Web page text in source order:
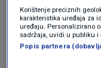
graditi
mora znati tko
Korištenje preciznih
karakteristika uređaja za
uređaju. Personalizirano
sadržaja, uvidi u publiku i
Popis partnera